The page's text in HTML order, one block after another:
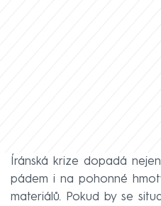
Íránská krize dopadá
pádem i na pohonné
materiálů. Pokud by se